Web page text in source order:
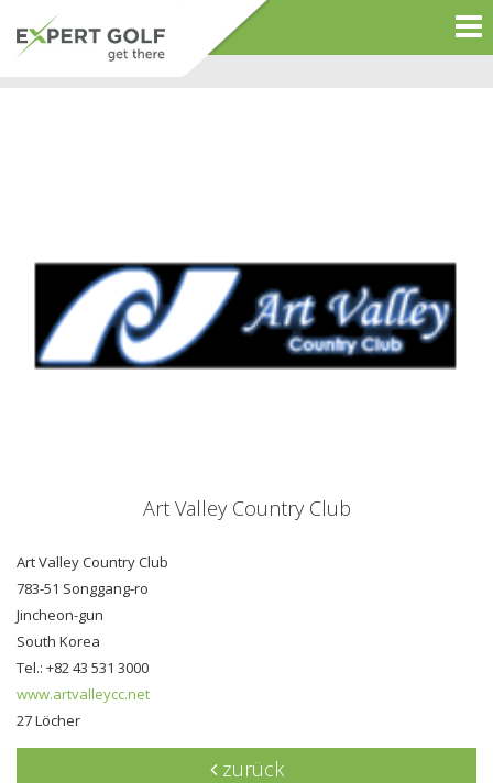
Art Valley Country Club
Art Valley Country Club
783-51 Songgang-ro
Jincheon-gun
South Korea
Tel.: +82 43 531 3000
www.artvalleycc.net
27 Löcher
zurück